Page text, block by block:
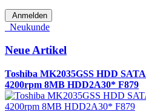
Anmelden
Neukunde
Neue Artikel
Toshiba MK2035GSS HDD
4200rpm 8MB HDD2A30* F879